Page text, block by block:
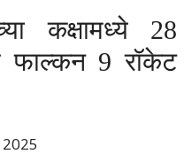
कक्षामध्ये 28
फाल्कन 9 रॉकेट